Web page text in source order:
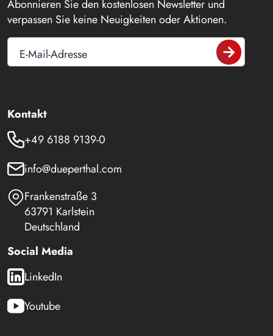
Abonnieren Sie den kostenlosen Newsletter und
verpassen Sie keine Neuigkeiten oder Aktionen.
E-Mail-Adresse
Kontakt
+49 6188 9139-0
info@dueperthal.com
Frankenstraße 3
63791 Karlstein
Deutschland
Social Media
LinkedIn
Youtube